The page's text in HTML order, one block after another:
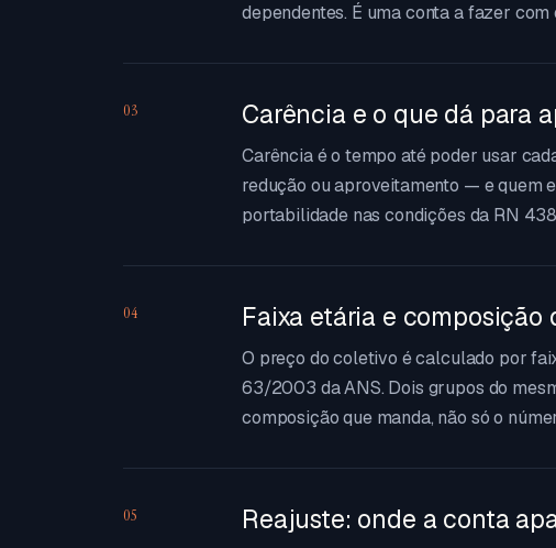
dependentes. É uma conta a fazer
03 Carência e o que dá para
Carência é o tempo até poder usar
redução ou aproveitamento — e quem
portabilidade nas condições da RN
04 Faixa etária e composição
O preço do coletivo é calculado por
63/2003 da ANS. Dois grupos do
composição que manda, não só o
05 Reajuste: onde a conta